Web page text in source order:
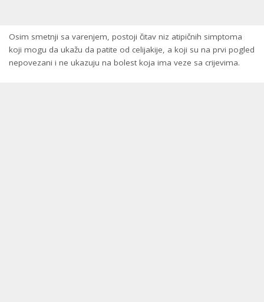
Osim smetnji sa varenjem, postoji čitav niz atipičnih simptoma
koji mogu da ukažu da patite od celijakije, a koji su na prvi pogled
nepovezani i ne ukazuju na bolest koja ima veze sa crijevima.